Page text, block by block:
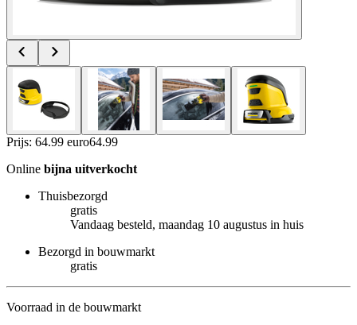
Prijs: 64.99 euro64.99
Online bijna uitverkocht
Thuisbezorgd
gratis
Vandaag besteld, maandag 10 augustus in huis
Bezorgd in bouwmarkt
gratis
Voorraad in de bouwmarkt